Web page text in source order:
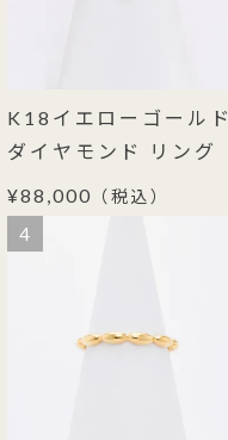
K18イエローゴールド
ダイヤモンド リング
¥88,000 （税込）
4